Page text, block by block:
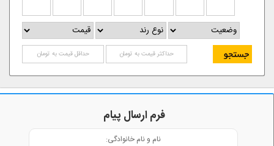
فرم ارسال پیام
نام و نام خانوادگی: